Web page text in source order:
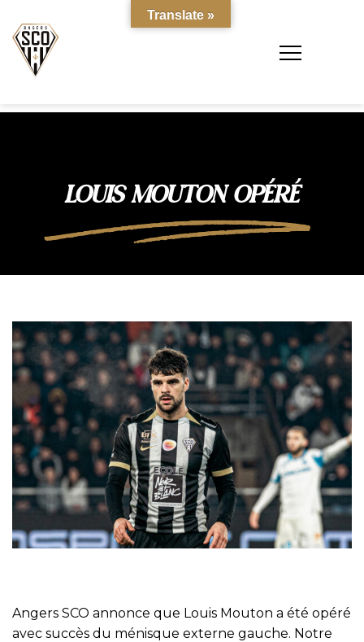
LOUIS MOUTON OPÉRÉ
Angers SCO annonce que Louis Mouton a été opéré
avec succès du ménisque externe gauche. Notre
Translate »